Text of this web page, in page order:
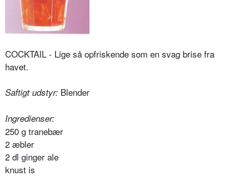
COCKTAIL - Lige så opfriskende som en svag brise fra
havet.
Saftigt udstyr: Blender
Ingredienser:
250 g tranebær
2 æbler
2 dl ginger ale
knust is